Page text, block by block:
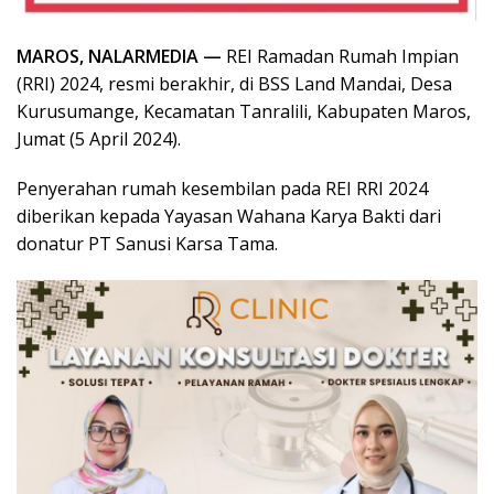
MAROS, NALARMEDIA — REI Ramadan Rumah Impian
(RRI) 2024, resmi berakhir, di BSS Land Mandai, Desa
Kurusumange, Kecamatan Tanralili, Kabupaten Maros,
Jumat (5 April 2024).
Penyerahan rumah kesembilan pada REI RRI 2024
diberikan kepada Yayasan Wahana Karya Bakti dari
donatur PT Sanusi Karsa Tama.